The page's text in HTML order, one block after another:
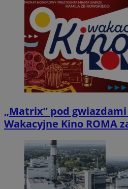
„Matrix” pod
Wakacyjne Kino ROMA